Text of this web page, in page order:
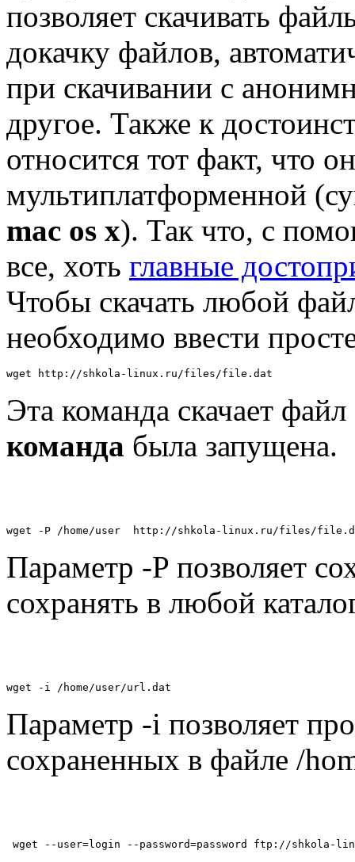
позволяет скачивать
докачку файлов,
при скачивании с
другое. Также к
относится тот факт, что
мультиплатформенной
mac os x). Так что, с
все, хоть главные
Чтобы скачать любой
необходимо ввести
wget http://shkola-linux.ru/files/file.dat
Эта команда скачает файл
команда была запущена.
wget -P /home/user  http://shkola-linux.ru/files/
Параметр -P позволяет
сохранять в любой
wget -i /home/user/url.dat
Параметр -i позволяет
сохраненных в файле /
wget --user=login --password=password ftp://